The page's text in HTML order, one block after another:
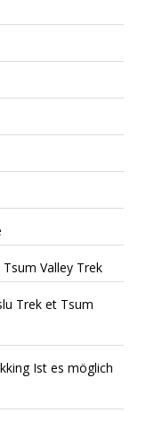
Valley Trek
Trek et Tsum
Ist es möglich